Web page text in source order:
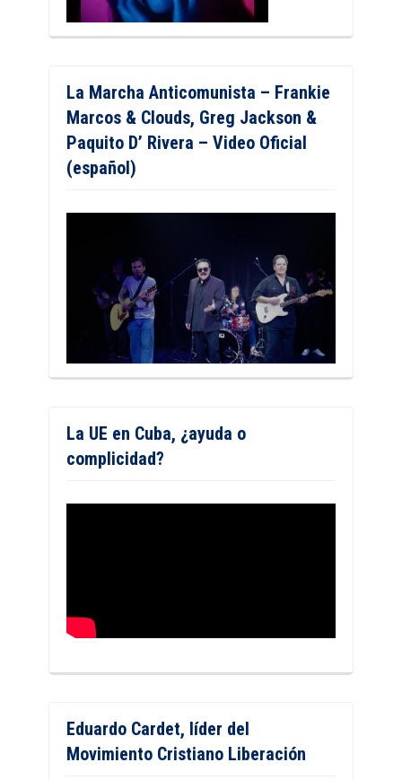
La Marcha Anticomunista – Frankie
Marcos & Clouds, Greg Jackson &
Paquito D’ Rivera – Video Oficial
(español)
La UE en Cuba, ¿ayuda o
complicidad?
Eduardo Cardet, líder del
Movimiento Cristiano Liberación